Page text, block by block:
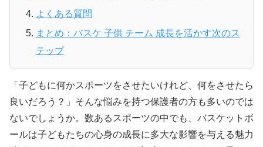
よくある質問
まとめ：バスケ 子供 チーム 成長を活かす次のス
テップ
「子どもに何かスポーツをさせたいけれど、何をさせたら
良いだろう？」そんな悩みを持つ保護者の方も多いのでは
ないでしょうか。数あるスポーツの中でも、バスケットボ
ールは子どもたちの心身の成長に多大な影響を与える魅力